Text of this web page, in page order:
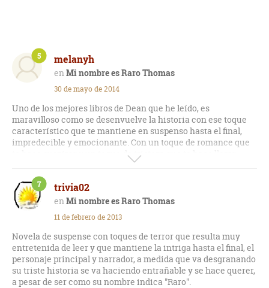
melanyh
Mi nombre es Raro Thomas
5
30 de mayo de 2014
Uno de los mejores libros de Dean que he leído, es
maravilloso como se desenvuelve la historia con ese toque
característico que te mantiene en suspenso hasta el final,
impredecible y emocionante. Con un toque de romance que
te hace suspirar y un toque de tristeza que te hace llorar.
Como siempre un mensaje de fondo que reflexionar.
trivia02
Mi nombre es Raro Thomas
7
11 de febrero de 2013
Novela de suspense con toques de terror que resulta muy
entretenida de leer y que mantiene la intriga hasta el final, el
personaje principal y narrador, a medida que va desgranando
su triste historia se va haciendo entrañable y se hace querer,
a pesar de ser como su nombre indica "Raro".